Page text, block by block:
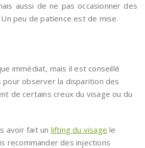
aussi de ne pas occasionner des
peu de patience est de mise.
immédiat, mais il est conseillé
pour observer la disparition des
de certains creux du visage ou du
avoir fait un lifting du visage le
recommander des injections